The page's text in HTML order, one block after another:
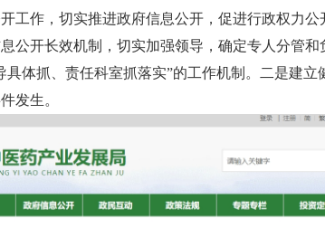
工作，切实推进政府信息公开，促进行政权力
公开长效机制，切实加强领导，确定专人分管
体抓、责任科室抓落实”的工作机制。二是建
发生。